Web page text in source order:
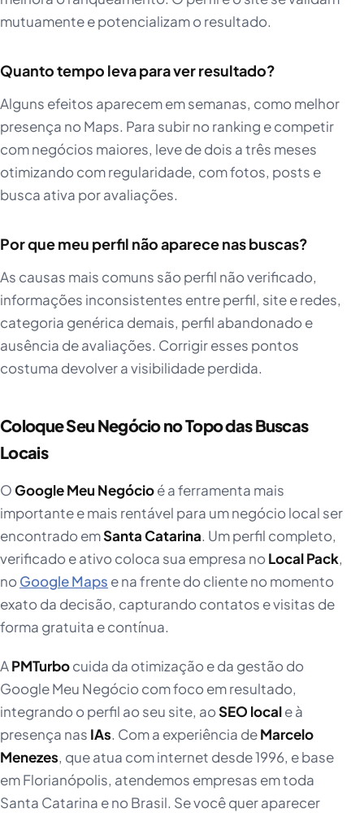
mutuamente e potencializam o resultado.
Quanto tempo leva para ver resultado?
Alguns efeitos aparecem em semanas, como melhor
presença no Maps. Para subir no ranking e competir
com negócios maiores, leve de dois a três meses
otimizando com regularidade, com fotos, posts e
busca ativa por avaliações.
Por que meu perfil não aparece nas buscas?
As causas mais comuns são perfil não verificado,
informações inconsistentes entre perfil, site e redes,
categoria genérica demais, perfil abandonado e
ausência de avaliações. Corrigir esses pontos
costuma devolver a visibilidade perdida.
Coloque Seu Negócio no Topo das Buscas
Locais
OGoogle Meu Negócioé a ferramenta mais
importante e mais rentável para um negócio local ser
encontrado emSanta Catarina. Um perfil completo,
verificado e ativo coloca sua empresa noLocal Pack,
noGoogle Maps e na frente do cliente no momento
exato da decisão, capturando contatos e visitas de
forma gratuita e contínua.
APMTurbocuida da otimização e da gestão do
Google Meu Negócio com foco em resultado,
integrando o perfil ao seu site, aoSEO locale à
presença nas IAs. Com a experiência deMarcelo
Menezes, que atua com internet desde 1996, e base
em Florianópolis, atendemos empresas em toda
Santa Catarina e no Brasil. Se você quer aparecer